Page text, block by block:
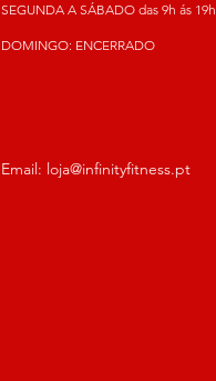
SEGUNDA A SÁBADO das 9h ás 19h
DOMINGO: ENCERRADO
Email: loja@infinityfitness.pt